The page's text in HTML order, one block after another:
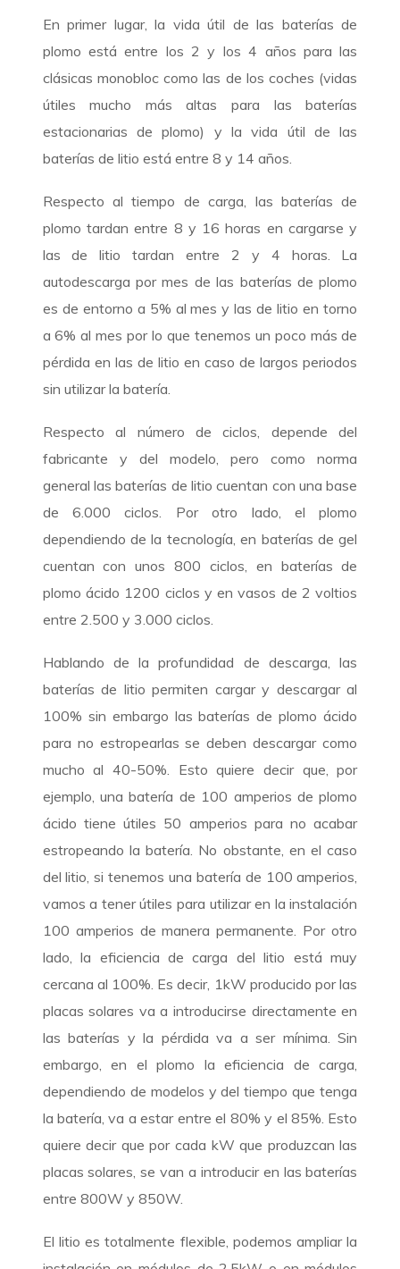
En primer lugar, la vida útil de las baterías de
plomo está entre los 2 y los 4 años para las
clásicas monobloc como las de los coches (vidas
útiles mucho más altas para las baterías
estacionarias de plomo) y la vida útil de las
baterías de litio está entre 8 y 14 años.
Respecto al tiempo de carga, las baterías de
plomo tardan entre 8 y 16 horas en cargarse y
las de litio tardan entre 2 y 4 horas. La
autodescarga por mes de las baterías de plomo
es de entorno a 5% al mes y las de litio en torno
a 6% al mes por lo que tenemos un poco más de
pérdida en las de litio en caso de largos periodos
sin utilizar la batería.
Respecto al número de ciclos, depende del
fabricante y del modelo, pero como norma
general las baterías de litio cuentan con una base
de 6.000 ciclos. Por otro lado, el plomo
dependiendo de la tecnología, en baterías de gel
cuentan con unos 800 ciclos, en baterías de
plomo ácido 1200 ciclos y en vasos de 2 voltios
entre 2.500 y 3.000 ciclos.
Hablando de la profundidad de descarga, las
baterías de litio permiten cargar y descargar al
100% sin embargo las baterías de plomo ácido
para no estropearlas se deben descargar como
mucho al 40-50%. Esto quiere decir que, por
ejemplo, una batería de 100 amperios de plomo
ácido tiene útiles 50 amperios para no acabar
estropeando la batería. No obstante, en el caso
del litio, si tenemos una batería de 100 amperios,
vamos a tener útiles para utilizar en la instalación
100 amperios de manera permanente. Por otro
lado, la eficiencia de carga del litio está muy
cercana al 100%. Es decir, 1kW producido por las
placas solares va a introducirse directamente en
las baterías y la pérdida va a ser mínima. Sin
embargo, en el plomo la eficiencia de carga,
dependiendo de modelos y del tiempo que tenga
la batería, va a estar entre el 80% y el 85%. Esto
quiere decir que por cada kW que produzcan las
placas solares, se van a introducir en las baterías
entre 800W y 850W.
El litio es totalmente flexible, podemos ampliar la